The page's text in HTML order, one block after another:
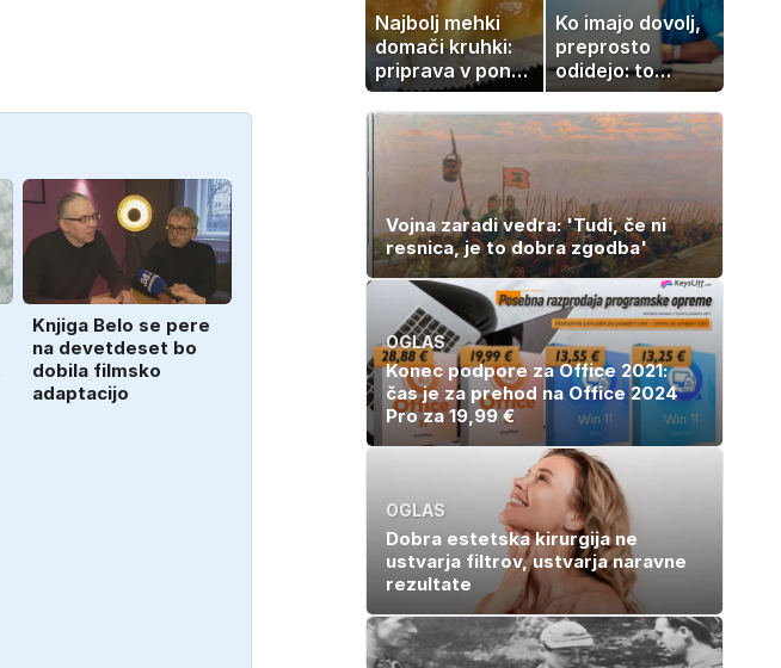
Knjiga Belo se pere
na devetdeset bo
dobila filmsko
adaptacijo
Najbolj mehki
domači kruhki:
priprava v ponvi
je trik za popoln
rezultat
Ko imajo dovolj,
preprosto
odidejo: to
znamenje
najpogosteje da
odpoved
Vojna zaradi vedra: 'Tudi, če ni
resnica, je to dobra zgodba'
OGLAS
Konec podpore za Office 2021:
čas je za prehod na Office 2024
Pro za 19,99 €
OGLAS
Dobra estetska kirurgija ne
ustvarja filtrov, ustvarja naravne
rezultate